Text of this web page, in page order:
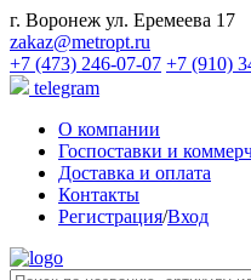
г. Воронеж ул. Еремеева 17
zakaz@metropt.ru
+7 (473) 246-07-07 +7 (910)
telegram
О компании
Госпоставки и
Доставка и оплата
Контакты
Регистрация/Вход